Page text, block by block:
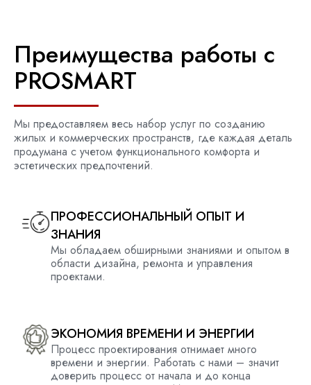
Преимущества работы с
PROSMART
Мы предоставляем весь набор услуг по созданию
жилых и коммерческих пространств, где каждая деталь
продумана с учетом функционального комфорта и
эстетических предпочтений.
ПРОФЕССИОНАЛЬНЫЙ ОПЫТ И
ЗНАНИЯ
Мы обладаемобширными знаниями и опытом в
области дизайна, ремонта и управления
проектами.
ЭКОНОМИЯ ВРЕМЕНИ И ЭНЕРГИИ
Процесс проектирования отнимает много
времени и энергии. Работать с нами – значит
доверить процесс от начала и до конца